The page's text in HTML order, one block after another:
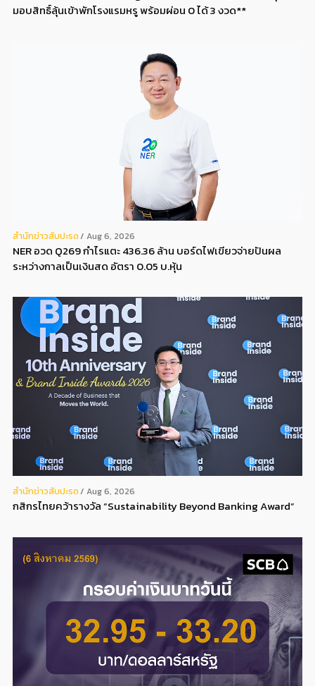
มอบสิทธิ์ลุ้นเข้าพักโรงแรมหรู พร้อมผ่อน 0 ได้ 3 งวด**
สํานักข่าวสับปะรด Aug 6, 2026
NER อวด Q269 กำไรแตะ 436.36 ล้าน บอร์ดไฟเขียวจ่ายปันผล
ระหว่างกาลเป็นเงินสด อัตรา 0.05 บ.หุ้น
สํานักข่าวสับปะรด Aug 6, 2026
กสิกรไทยคว้ารางวัล “Sustainability Beyond Banking Award”